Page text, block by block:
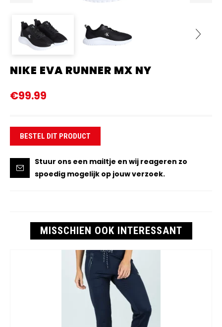
NIKE EVA RUNNER MX NY
€99.99
BESTEL DIT PRODUCT
Stuur ons een mailtje en wij reageren zo
spoedig mogelijk op jouw verzoek.
MISSCHIEN OOK INTERESSANT